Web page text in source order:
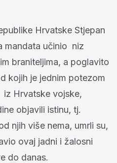
Hrvatske Stjepan
mandata učinio niz
braniteljima, a poglavito
kojih je jednim potezom
iz Hrvatske vojske,
objavili istinu, tj.
njih više nema, umrli su,
ovaj jadni i žalosni
do danas.